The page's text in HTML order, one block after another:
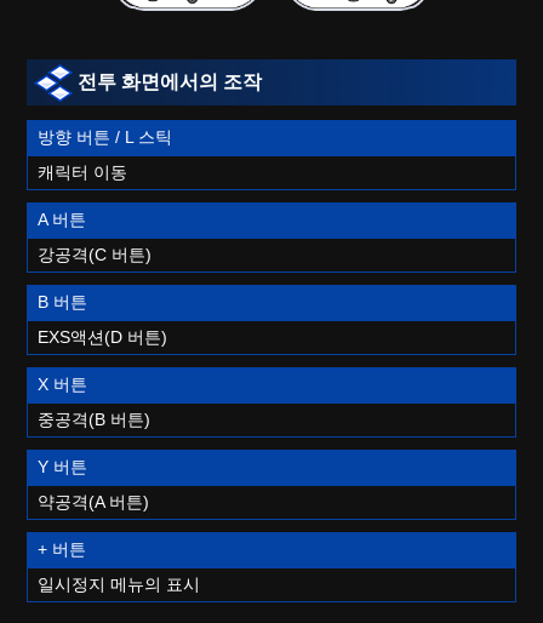
전투 화면에서의 조작
방향 버튼 / L 스틱
캐릭터 이동
A 버튼
강공격(C 버튼)
B 버튼
EXS액션(D 버튼)
X 버튼
중공격(B 버튼)
Y 버튼
약공격(A 버튼)
+ 버튼
일시정지 메뉴의 표시